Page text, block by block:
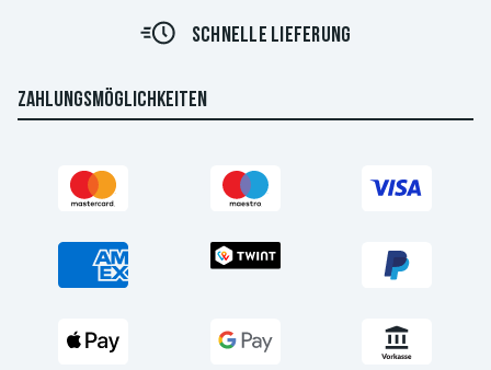
SCHNELLE LIEFERUNG
ZAHLUNGSMÖGLICHKEITEN